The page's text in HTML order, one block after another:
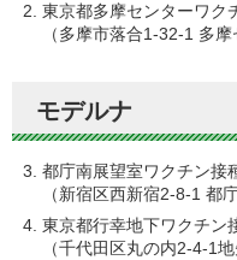
東京都多摩センターワク
（多摩市落合1-32-1 多
モデルナ
都庁南展望室ワクチン接
（新宿区西新宿2-8-1 都
東京都行幸地下ワクチン
（千代田区丸の内2-4-1